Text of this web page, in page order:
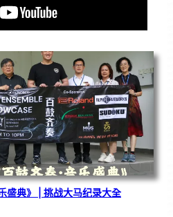
盛典》 | 挑战大马纪录大全